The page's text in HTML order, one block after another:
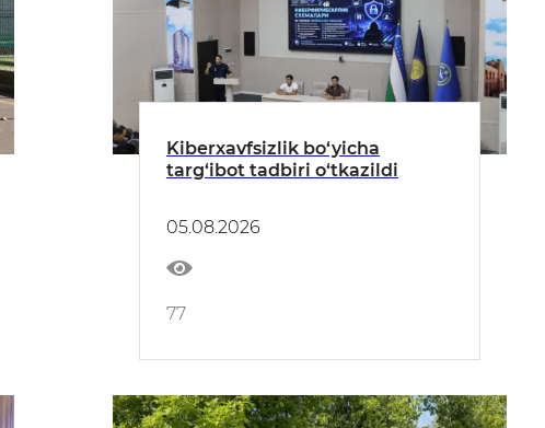
Kiberxavfsizlik bo‘yicha
targ‘ibot tadbiri o‘tkazildi
05.08.2026
77